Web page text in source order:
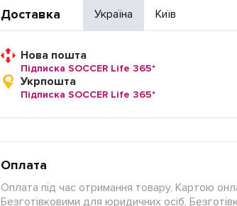
Доставка Україна Київ
Нова пошта
Підписка SOCCER Life 365*
Укрпошта
Підписка SOCCER Life 365*
Оплата
Оплата під час отримання товару, Картою
Безготівковими для юридичних осіб,